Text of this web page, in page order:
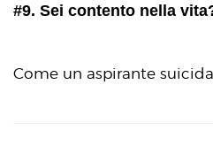
#9. Sei contento nella
Come un aspirante